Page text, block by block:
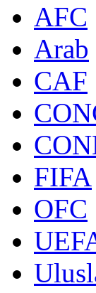
AFC
Arab
CAF
FIFA
OFC